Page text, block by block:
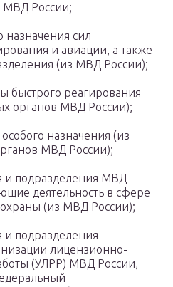
МВД России;
назначения сил
и авиации, а также
(из МВД России);
быстрого реагирования
органов МВД России);
назначения (из
МВД России);
и подразделения МВД
деятельность в сфере
(из МВД России);
подразделения
лицензионно-
(УЛРР) МВД России,